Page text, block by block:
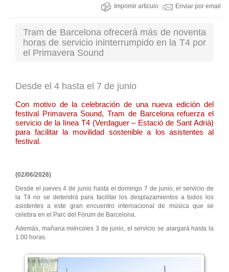
Imprimir artículo Enviar por email
Tram de Barcelona ofrecerá más de noventa
horas de servicio ininterrumpido en la T4 por
el Primavera Sound
Desde el 4 hasta el 7 de junio
Con motivo de la celebración de una nueva edición del
festival Primavera Sound, Tram de Barcelona refuerza el
servicio de la línea T4 (Verdaguer – Estació de Sant Adrià)
para facilitar la movilidad sostenible a los asistentes al
festival.
(02/06/2026)
Desde el jueves 4 de junio hasta el domingo 7 de junio, el servicio de
la T4 no se detendrá para facilitar los desplazamientos a todos los
asistentes a este gran encuentro internacional de música que se
celebra en el Parc del Fórum de Barcelona.
Además, mañana miércoles 3 de junio, el servicio se alargará hasta la
1.00 horas.